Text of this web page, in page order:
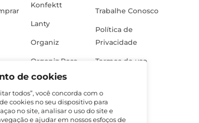
de cookies
todos”, você concorda com o
cookies no seu dispositivo para
no site, analisar o uso do site e
e ajudar em nossos esfoços de
Konfektt
Lanty
Organiz
Organiz Rosa
Trabalhe Conosco
Política de
Privacidade
Termos de uso